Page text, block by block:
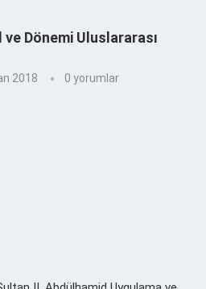
Dönemi Uluslararası
2018 0 yorumlar